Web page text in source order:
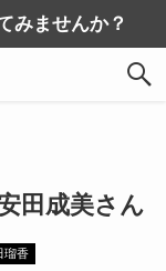
みませんか？
田成美さん
瑠香